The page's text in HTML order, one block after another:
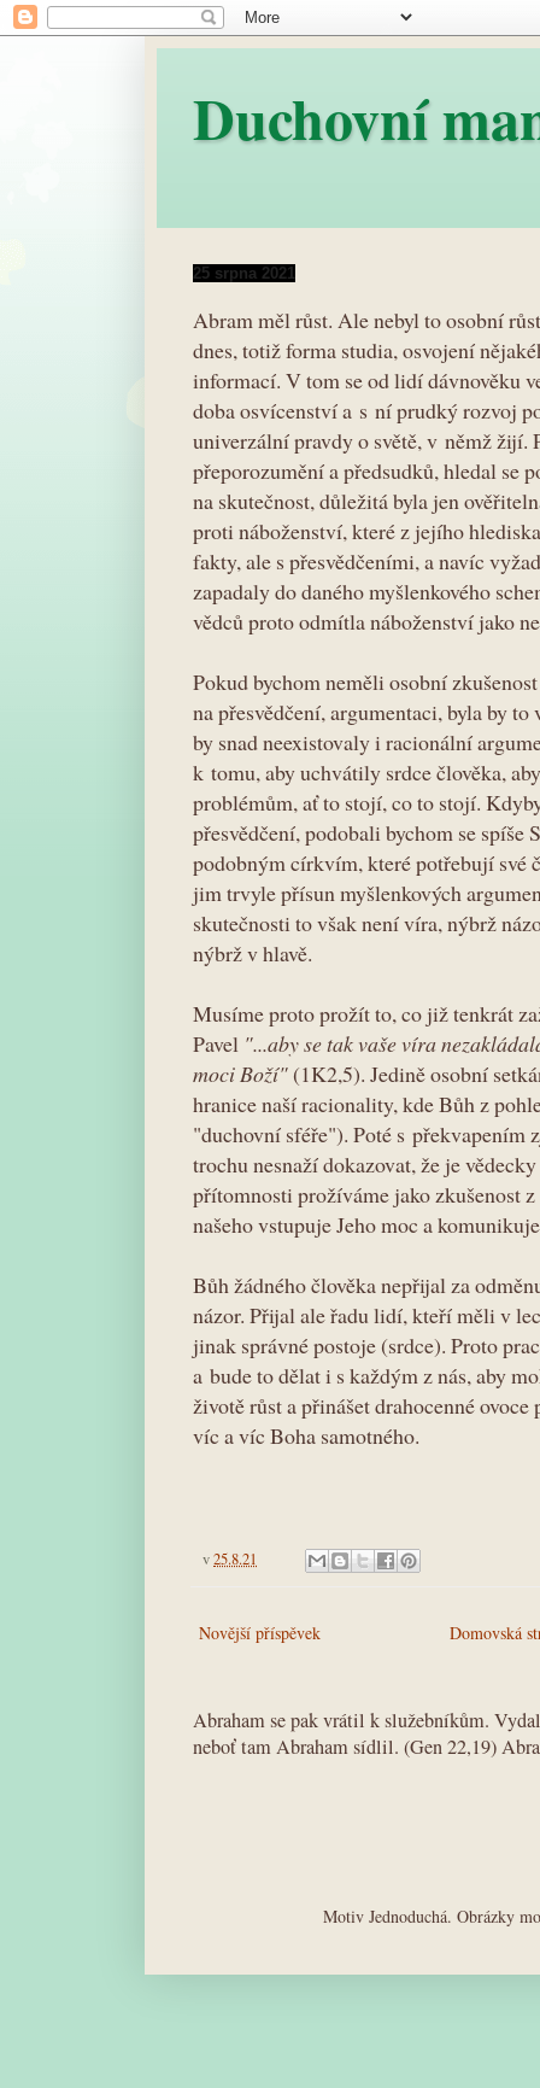
Duchovní
25 srpna 2021
Abram měl růst. Ale nebyl to osobní
dnes, totiž forma studia, osvojení
informací. V tom se od lidí dávnověku
doba osvícenství a s ní prudký rozvoj
univerzální pravdy o světě, v němž žijí.
přeporozumění a předsudků, hledal se
na skutečnost, důležitá byla jen
proti náboženství, které z jejího
fakty, ale s přesvědčeními, a navíc
zapadaly do daného myšlenkového
vědců proto odmítla náboženství jako
Pokud bychom neměli osobní
na přesvědčení, argumentaci, byla by
by snad neexistovaly i racionální
k tomu, aby uchvátily srdce člověka,
problémům, ať to stojí, co to stojí.
přesvědčení, podobali bychom se spíše
podobným církvím, které potřebují své
jim trvyle přísun myšlenkových
skutečnosti to však není víra, nýbrž
nýbrž v hlavě.
Musíme proto prožít to, co již tenkrát
Pavel "...aby se tak vaše víra
moci Boží" (1K2,5). Jedině osobní
hranice naší racionality, kde Bůh z
"duchovní sféře"). Poté s překvapením
trochu nesnaží dokazovat, že je
přítomnosti prožíváme jako zkušenost
našeho vstupuje Jeho moc a
Bůh žádného člověka nepřijal za
názor. Přijal ale řadu lidí, kteří měli v
jinak správné postoje (srdce). Proto
a bude to dělat i s každým z nás, aby
životě růst a přinášet drahocenné
víc a víc Boha samotného.
v25.8.21
Novější příspěvek Domovská
Abraham se pak vrátil k služebníkům.
neboť tam Abraham sídlil. (Gen 22,19)
Motiv Jednoduchá. Obrázky